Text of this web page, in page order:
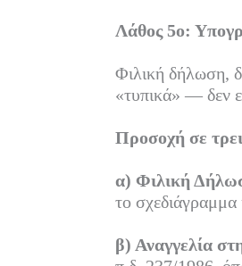
Λάθος 5ο:
Φιλική δήλωση,
«τυπικά» — δεν
Προσοχή σε
α) Φιλική
το
β) Αναγγελία